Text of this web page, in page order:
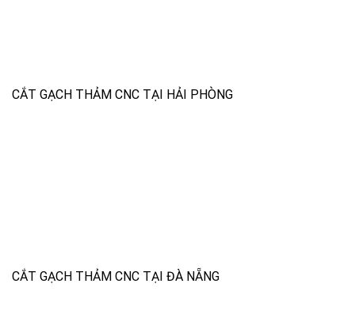
CẮT GẠCH THẢM CNC TẠI HẢI PHÒNG
CẮT GẠCH THẢM CNC TẠI ĐÀ NẴNG